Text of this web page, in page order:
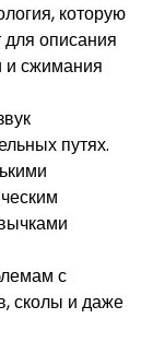
которую
для описания
и сжимания
путях.
с
сколы и даже